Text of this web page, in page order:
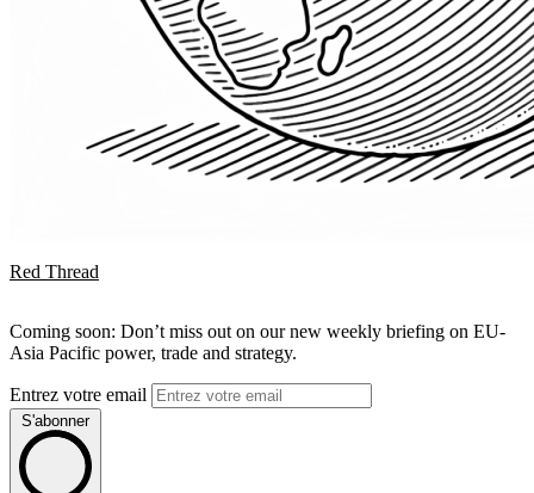
Red Thread
Coming soon: Don’t miss out on our new weekly briefing on EU-
Asia Pacific power, trade and strategy.
Entrez votre email
S'abonner